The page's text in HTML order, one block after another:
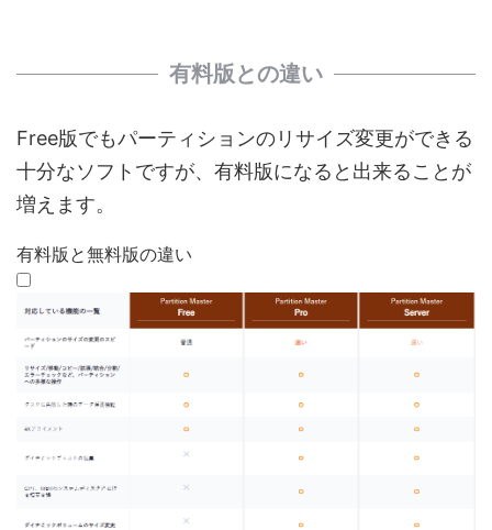
有料版との違い
Free版でもパーティションのリサイズ変更ができる
十分なソフトですが、有料版になると出来ることが
増えます。
有料版と無料版の違い